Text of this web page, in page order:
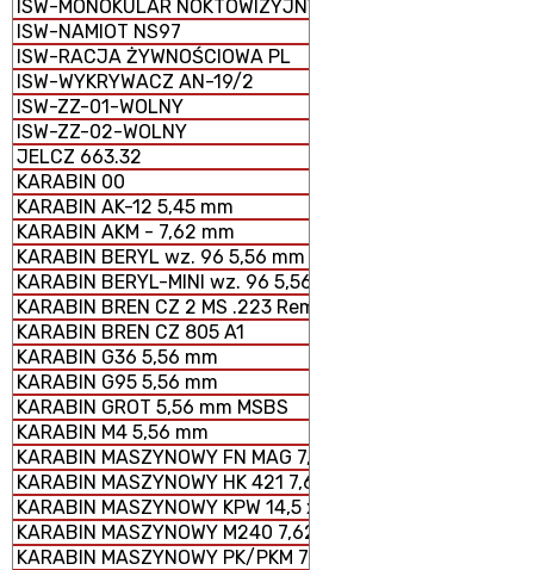
ISW-MONOKULAR NOKTOWIZYJNY MU-3M KOLIBER
ISW-NAMIOT NS97
ISW-RACJA ŻYWNOŚCIOWA PL
ISW-WYKRYWACZ AN-19/2
ISW-ZZ-01-WOLNY
ISW-ZZ-02-WOLNY
JELCZ 663.32
KARABIN 00
KARABIN AK-12 5,45 mm
KARABIN AKM - 7,62 mm
KARABIN BERYL wz. 96 5,56 mm SZTURMOWY
KARABIN BERYL-MINI wz. 96 5,56 mm SZTURMOWY
KARABIN BREN CZ 2 MS .223 Rem.
KARABIN BREN CZ 805 A1
KARABIN G36 5,56 mm
KARABIN G95 5,56 mm
KARABIN GROT 5,56 mm MSBS
KARABIN M4 5,56 mm
KARABIN MASZYNOWY FN MAG 7,62 × 51 mm
KARABIN MASZYNOWY HK 421 7,62 x 51 mm
KARABIN MASZYNOWY KPW 14,5 x 114 mm
KARABIN MASZYNOWY M240 7,62 × 51 mm
KARABIN MASZYNOWY PK/PKM 7,62 x 54 mm